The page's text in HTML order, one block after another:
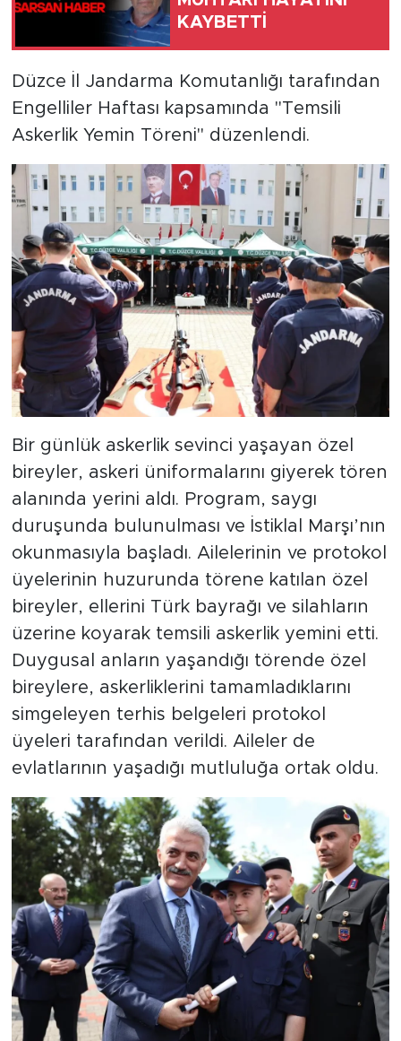
KAYBETTİ
Düzce İl Jandarma Komutanlığı tarafından
Engelliler Haftası kapsamında "Temsili
Askerlik Yemin Töreni" düzenlendi.
Bir günlük askerlik sevinci yaşayan özel
bireyler, askeri üniformalarını giyerek tören
alanında yerini aldı. Program, saygı
duruşunda bulunulması ve İstiklal Marşı’nın
okunmasıyla başladı. Ailelerinin ve protokol
üyelerinin huzurunda törene katılan özel
bireyler, ellerini Türk bayrağı ve silahların
üzerine koyarak temsili askerlik yemini etti.
Duygusal anların yaşandığı törende özel
bireylere, askerliklerini tamamladıklarını
simgeleyen terhis belgeleri protokol
üyeleri tarafından verildi. Aileler de
evlatlarının yaşadığı mutluluğa ortak oldu.